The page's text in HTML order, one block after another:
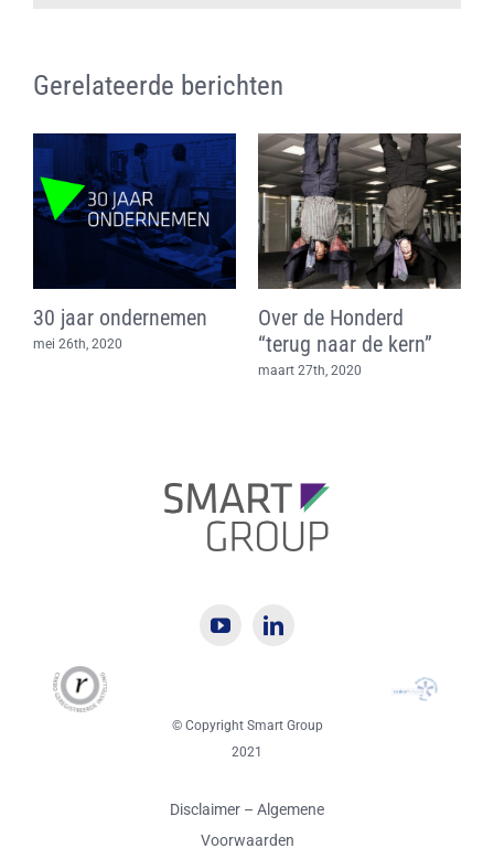
Gerelateerde berichten
30 jaar ondernemen
mei 26th, 2020
Over de Honderd
“terug naar de kern”
maart 27th, 2020
© Copyright Smart Group
2021
Disclaimer – Algemene
Voorwaarden